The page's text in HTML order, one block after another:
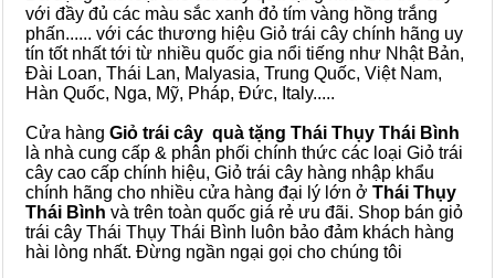
với đầy đủ các màu sắc xanh đỏ tím vàng hồng trắng
phấn...... với các thương hiệu Giỏ trái cây chính hãng uy
tín tốt nhất tới từ nhiều quốc gia nổi tiếng như Nhật Bản,
Đài Loan, Thái Lan, Malyasia, Trung Quốc, Việt Nam,
Hàn Quốc, Nga, Mỹ, Pháp, Đức, Italy.....
Cửa hàng Giỏ trái cây quà tặng Thái Thụy Thái Bình
là nhà cung cấp & phân phối chính thức các loại Giỏ trái
cây cao cấp chính hiệu, Giỏ trái cây hàng nhập khẩu
chính hãng cho nhiều cửa hàng đại lý lớn ở Thái Thụy
Thái Bình và trên toàn quốc giá rẻ ưu đãi. Shop bán giỏ
trái cây Thái Thụy Thái Bình luôn bảo đảm khách hàng
hài lòng nhất. Đừng ngần ngại gọi cho chúng tôi